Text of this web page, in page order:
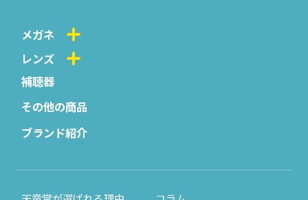
メガネ
レンズ
補聴器
その他の商品
ブランド紹介